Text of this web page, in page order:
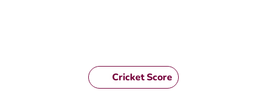
Cricket Score